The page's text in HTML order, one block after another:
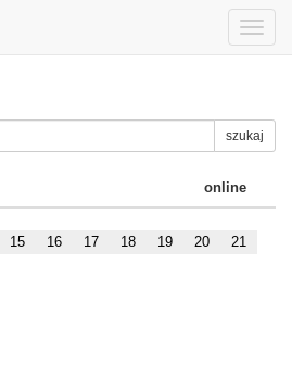
Toggle
szukaj
online
15 16 17 18 19 20 21